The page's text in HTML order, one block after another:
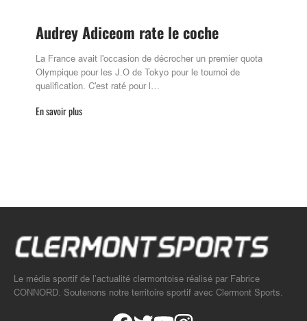
Audrey Adiceom rate le coche
La France avait l'occasion de décrocher un premier quota
Olympique pour les J.O de Tokyo pour le tournoi de
qualification. C'est raté pour l…
En savoir plus
Le média sportif de l’actualité clermontoise réalisé par Fabrice
CONNORD. Soutenons notre territoire sportif avec Clermont Sports.